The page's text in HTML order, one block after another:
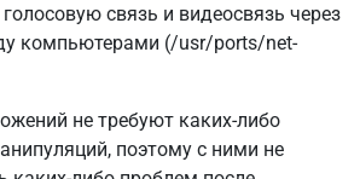
связь и видеосвязь через
компьютерами (/usr/ports/net-
не требуют каких-либо
поэтому с ними не